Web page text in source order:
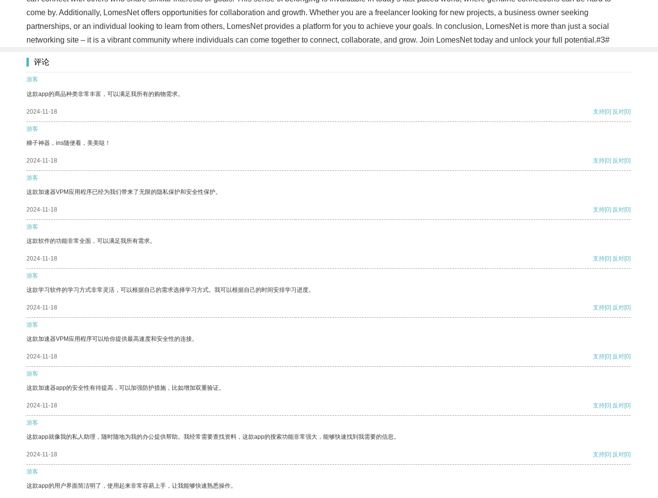
come by. Additionally, LomesNet offers opportunities for collaboration and growth. Whether you are a freelancer looking for new projects, a business owner seeking
partnerships, or an individual looking to learn from others, LomesNet provides a platform for you to achieve your goals. In conclusion, LomesNet is more than just a social
networking site – it is a vibrant community where individuals can come together to connect, collaborate, and grow. Join LomesNet today and unlock your full potential.#3#
评论
游客
这款app的商品种类非常丰富，可以满足我所有的购物需求。
2024-11-18 支持[0] 反对[0]
游客
梯子神器，ins随便看，美美哒！
2024-11-18 支持[0] 反对[0]
游客
这款加速器VPM应用程序已经为我们带来了无限的隐私保护和安全性保护。
2024-11-18 支持[0] 反对[0]
游客
这款软件的功能非常全面，可以满足我所有需求。
2024-11-18 支持[0] 反对[0]
游客
这款学习软件的学习方式非常灵活，可以根据自己的需求选择学习方式。我可以根据自己的时间安排学习进度。
2024-11-18 支持[0] 反对[0]
游客
这款加速器VPM应用程序可以给你提供最高速度和安全性的连接。
2024-11-18 支持[0] 反对[0]
游客
这款加速器app的安全性有待提高，可以加强防护措施，比如增加双重验证。
2024-11-18 支持[0] 反对[0]
游客
这款app就像我的私人助理，随时随地为我的办公提供帮助。我经常需要查找资料，这款app的搜索功能非常强大，能够快速找到我需要的信息。
2024-11-18 支持[0] 反对[0]
游客
这款app的用户界面简洁明了，使用起来非常容易上手，让我能够快速熟悉操作。